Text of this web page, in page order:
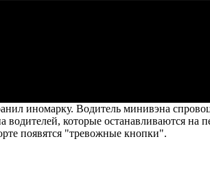
иномарку. Водитель минивэна
которые останавливаются на
появятся "тревожные кнопки".